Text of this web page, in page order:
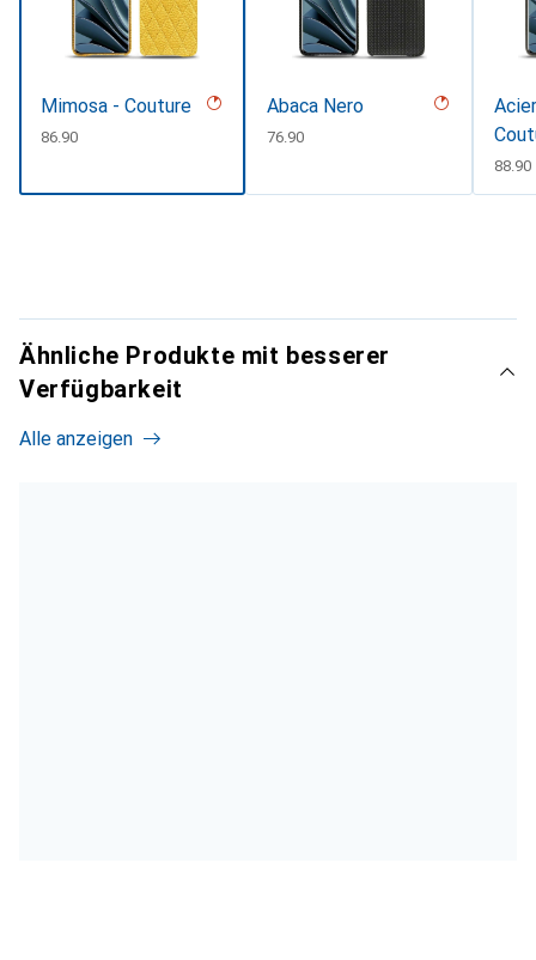
Mimosa - Couture
CHF
86.90
Abaca Nero
CHF
76.90
CHF
88.90
Ähnliche Produkte mit besserer
Verfügbarkeit
Alle anzeigen